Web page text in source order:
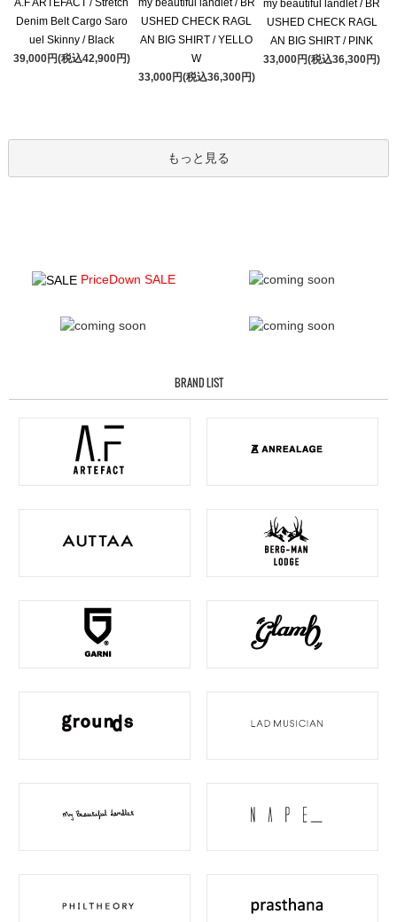
Denim Belt Cargo Saro
uel Skinny / Black
39,000円(税込42,900円)
USHED CHECK RAGL
AN BIG SHIRT / YELLO
W
33,000円(税込36,300円)
my beautiful landlet / BR
USHED CHECK RAGL
AN BIG SHIRT / PINK
33,000円(税込36,300円)
もっと見る
PriceDown SALE
BRAND LIST